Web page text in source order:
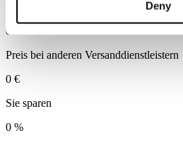
Deny
0
Preis bei anderen Versanddienstleistern
0 €
Sie sparen
0 %